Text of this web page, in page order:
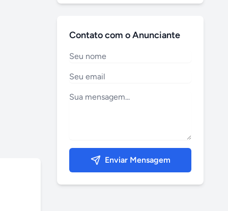
Contato com o Anunciante
Enviar Mensagem